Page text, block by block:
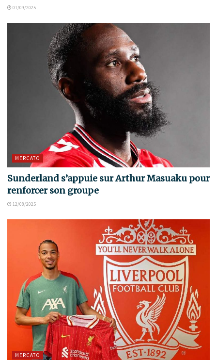
01/09/2025
MERCATO
Sunderland s’appuie sur Arthur Masuaku pour
renforcer son groupe
12/08/2025
MERCATO